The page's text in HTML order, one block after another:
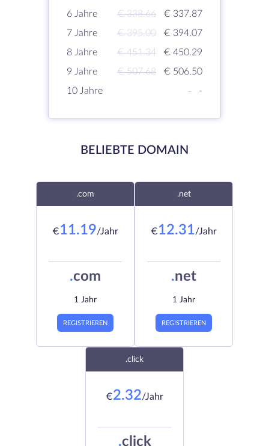
6 Jahre
€ 338.66
€ 337.87
7 Jahre
€ 395.00
€ 394.07
8 Jahre
€ 451.34
€ 450.29
9 Jahre
€ 507.68
€ 506.50
10 Jahre
- -
BELIEBTE DOMAIN
.com
€11.19/Jahr
.com
1 Jahr
REGISTRIEREN
.net
€12.31/Jahr
.net
1 Jahr
REGISTRIEREN
.click
€2.32/Jahr
.click